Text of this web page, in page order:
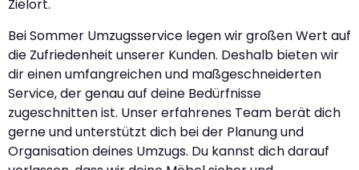
Zielort.
Bei Sommer Umzugsservice legen wir großen Wert auf
die Zufriedenheit unserer Kunden. Deshalb bieten wir
dir einen umfangreichen und maßgeschneiderten
Service, der genau auf deine Bedürfnisse
zugeschnitten ist. Unser erfahrenes Team berät dich
gerne und unterstützt dich bei der Planung und
Organisation deines Umzugs. Du kannst dich darauf